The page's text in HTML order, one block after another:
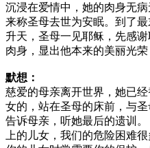
沉浸在爱情中，她的肉身无
来称圣母去世为安眠。到了
升天，圣母一见耶稣，先感
肉身，显出他本来的美丽光荣
默想：
慈爱的母亲离开世界，她已
女的，站在圣母的床前，与
告诉母亲，听她最后的遗训
上的儿女，我们的危险困难